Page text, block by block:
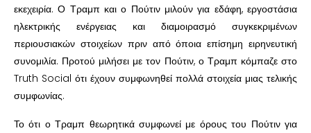
εκεχειρία. Ο Τραμπ και ο Πούτιν μιλούν για εδάφη, εργοστάσια
ηλεκτρικής ενέργειας και διαμοιρασμό συγκεκριμένων
περιουσιακών στοιχείων πριν από όποια επίσημη ειρηνευτική
συνομιλία. Προτού μιλήσει με τον Πούτιν, ο Τραμπ κόμπαζε στο
Truth Social ότι έχουν συμφωνηθεί πολλά στοιχεία μιας τελικής
συμφωνίας.
Το ότι ο Τραμπ θεωρητικά συμφωνεί με όρους του Πούτιν για